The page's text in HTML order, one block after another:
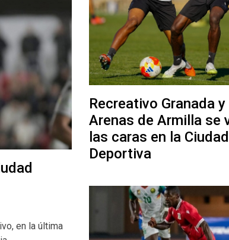
en la última
Recreativo Granada y
Arenas de Armilla se
las caras en la Ciudad
Deportiva